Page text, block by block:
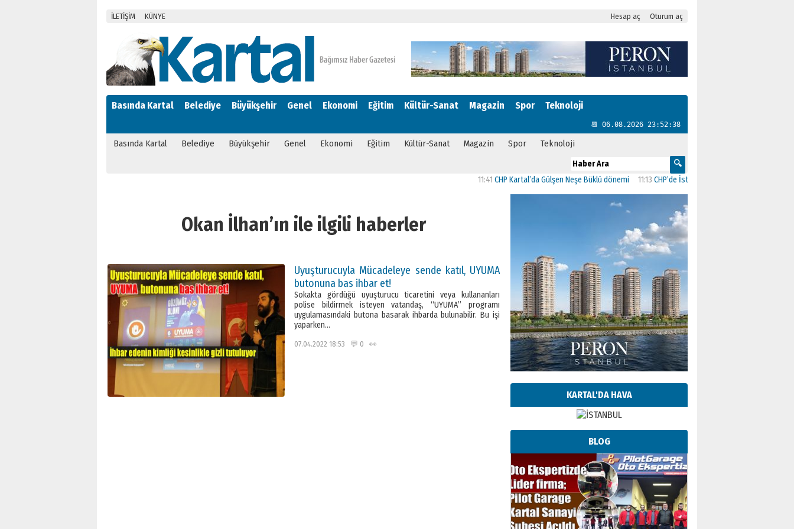
İLETİŞİM KÜNYE Hesap aç Oturum aç
Basında Kartal Belediye Büyükşehir Genel Ekonomi Eğitim Kültür-Sanat Magazin Spor Teknoloji
📆 06.08.2026 23:52:38
Basında Kartal Belediye Büyükşehir Genel Ekonomi Eğitim Kültür-Sanat Magazin Spor Teknoloji
CHP Kartal’da Gülşen Neşe Büklü dönemi 11:13CHP’de İstanbul’daki 23 İlçenin Başkanları Belli
Okan İlhan’ın ile ilgili haberler
Uyuşturucuyla Mücadeleye sende katıl, UYUMA
butonuna bas ihbar et!
Sokakta gördüğü uyuşturucu ticaretini veya kullananları
polise bildirmek isteyen vatandaş, “UYUMA” programı
uygulamasındaki butona basarak ihbarda bulunabilir. Bu işi
yaparken…
07.04.2022 18:53 💬 0 👀
KARTAL'DA HAVA
BLOG